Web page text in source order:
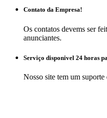
Contato da Empresa!
Os contatos devems ser
anunciantes.
Serviço disponivel 24 horas
Nosso site tem um